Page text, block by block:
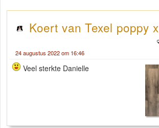
Koert van Texel poppy x
24 augustus 2022 om 16:46
Veel sterkte Danielle